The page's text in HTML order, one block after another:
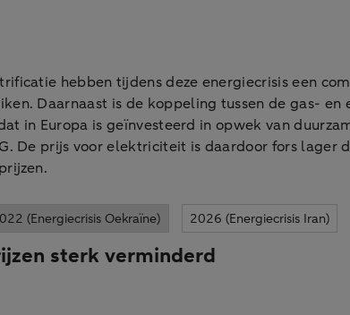
hebben tijdens deze energiecrisis een
Daarnaast is de koppeling tussen de gas-
in Europa is geïnvesteerd in opwek van
De prijs voor elektriciteit is daardoor fors lager